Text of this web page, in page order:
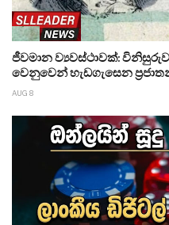
ජීවමාන ව්‍යවස්ථාවක්:
වෙනුවෙන් හැඩගැසෙන
AUG 8